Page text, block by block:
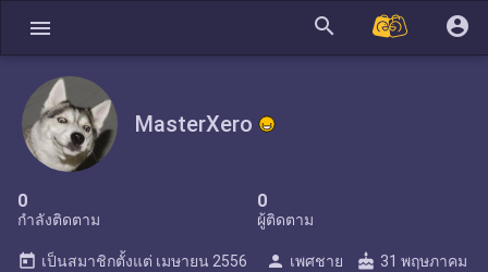
menu search account_circle
MasterXero
0
กำลังติดตาม
0
ผู้ติดตาม
today เป็นสมาชิกตั้งแต่ เมษายน 2556 person เพศชาย cake 31 พฤษภาคม